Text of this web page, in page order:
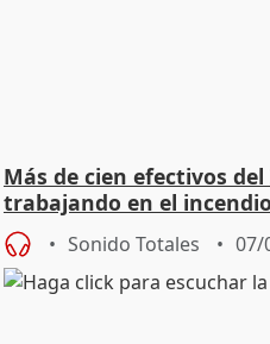
Más de cien efectivos
trabajando en el
Sonido Totales 07/